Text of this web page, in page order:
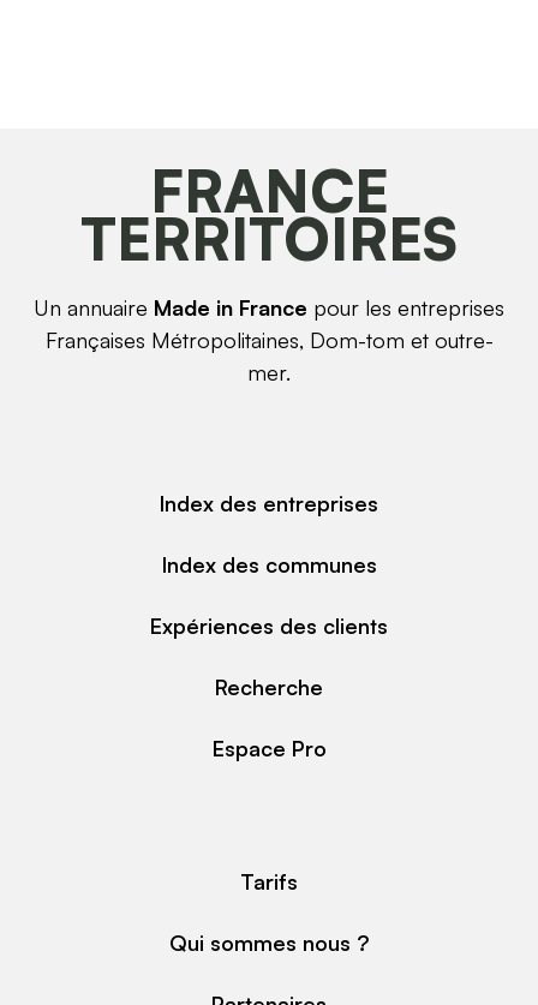
FRANCE
TERRITOIRES
Un annuaire Made in France pour les entreprises
Françaises Métropolitaines, Dom-tom et outre-
mer.
Index des entreprises
Index des communes
Expériences des clients
Recherche
Espace Pro
Tarifs
Qui sommes nous ?